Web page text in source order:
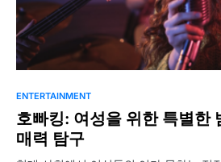
ENTERTAINMENT
호빠킹: 여성을 위한 특별한
매력 탐구